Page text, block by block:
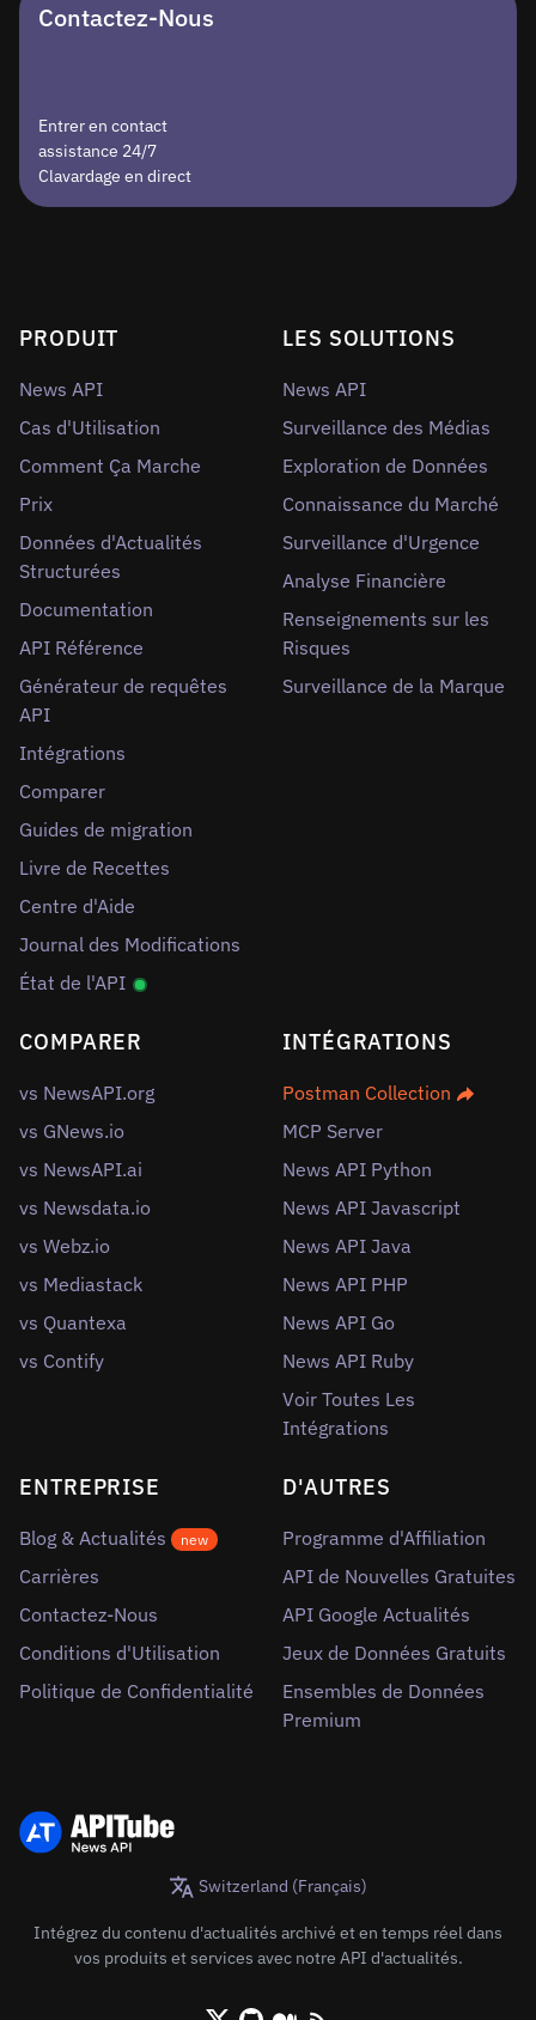
Contactez-Nous
Entrer en contact
assistance 24/7
Clavardage en direct
PRODUIT
News API
Cas d'Utilisation
Comment Ça Marche
Prix
Données d'Actualités
Structurées
Documentation
API Référence
Générateur de requêtes
API
Intégrations
Comparer
Guides de migration
Livre de Recettes
Centre d'Aide
Journal des Modifications
État de l'API
LES SOLUTIONS
News API
Surveillance des Médias
Exploration de Données
Connaissance du Marché
Surveillance d'Urgence
Analyse Financière
Renseignements sur les
Risques
Surveillance de la Marque
COMPARER
vs NewsAPI.org
vs GNews.io
vs NewsAPI.ai
vs Newsdata.io
vs Webz.io
vs Mediastack
vs Quantexa
vs Contify
INTÉGRATIONS
Postman Collection
MCP Server
News API Python
News API Javascript
News API Java
News API PHP
News API Go
News API Ruby
Voir Toutes Les
Intégrations
ENTREPRISE
Blog & Actualités new
Carrières
Contactez-Nous
Conditions d'Utilisation
Politique de Confidentialité
D'AUTRES
Programme d'Affiliation
API de Nouvelles Gratuites
API Google Actualités
Jeux de Données Gratuits
Ensembles de Données
Premium
Switzerland (Français)
Intégrez du contenu d'actualités archivé et en temps réel dans
vos produits et services avec notre API d'actualités.